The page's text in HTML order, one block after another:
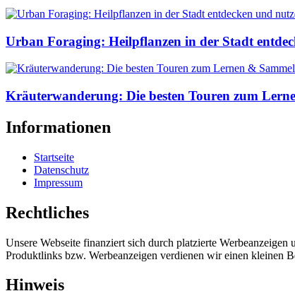
Urban Foraging: Heilpflanzen in der Stadt
Kräuterwanderung: Die besten Touren zum
Informationen
Startseite
Datenschutz
Impressum
Rechtliches
Unsere Webseite finanziert sich durch platzierte
Produktlinks bzw. Werbeanzeigen verdienen wir einen kleinen
Hinweis